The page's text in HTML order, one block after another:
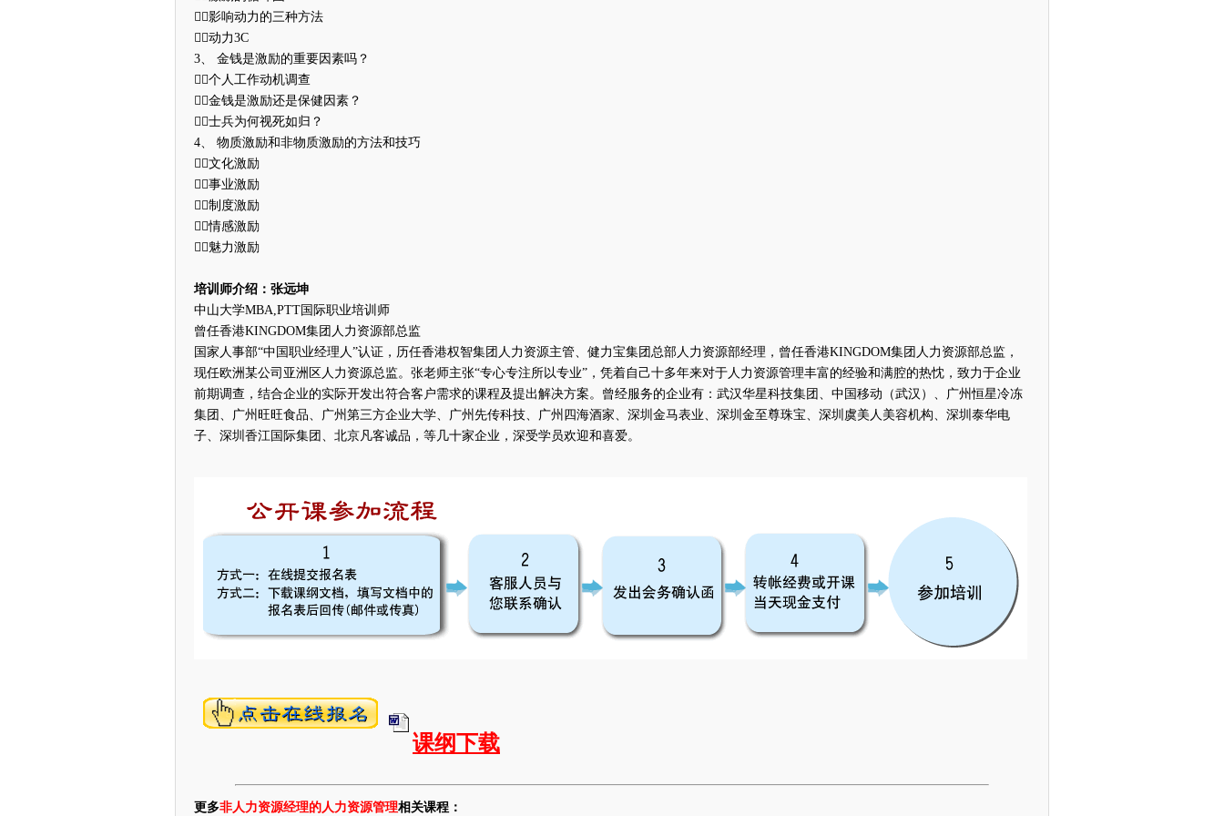
影响动力的三种方法
动力3C
3、 金钱是激励的重要因素吗？
个人工作动机调查
金钱是激励还是保健因素？
士兵为何视死如归？
4、 物质激励和非物质激励的方法和技巧
文化激励
事业激励
制度激励
情感激励
魅力激励
培训师介绍：张远坤
中山大学MBA,PTT国际职业培训师
曾任香港KINGDOM集团人力资源部总监
国家人事部“中国职业经理人”认证，历任香港权智集团人力资源主管、健力宝集团总部人力资源部经理，曾任香港KINGDOM集团人力资源部总监，
现任欧洲某公司亚洲区人力资源总监。张老师主张“专心专注所以专业”，凭着自己十多年来对于人力资源管理丰富的经验和满腔的热忱，致力于企业
前期调查，结合企业的实际开发出符合客户需求的课程及提出解决方案。曾经服务的企业有：武汉华星科技集团、中国移动（武汉）、广州恒星冷冻
集团、广州旺旺食品、广州第三方企业大学、广州先传科技、广州四海酒家、深圳金马表业、深圳金至尊珠宝、深圳虞美人美容机构、深圳泰华电
子、深圳香江国际集团、北京凡客诚品，等几十家企业，深受学员欢迎和喜爱。
课纲下载
更多非人力资源经理的人力资源管理相关课程：